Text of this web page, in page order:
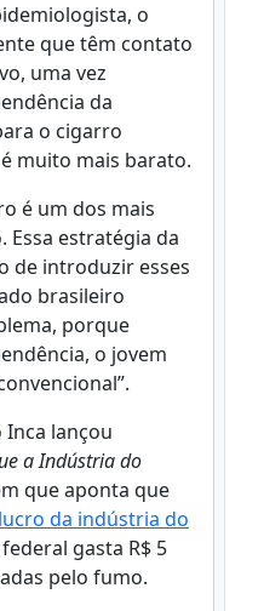
o
que têm contato
uma vez
da
o cigarro
muito mais barato.
é um dos mais
estratégia da
de introduzir esses
brasileiro
porque
o jovem
Inca lançou
a Indústria do
que aponta que
lucro da indústria do
gasta R$ 5
pelo fumo.